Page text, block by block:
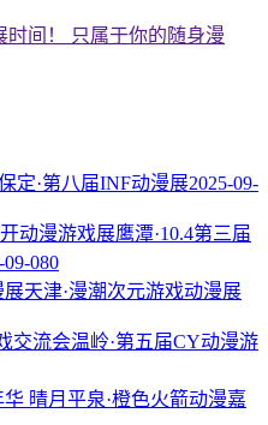
间！ 只属于你的随身漫
定·第八届INF动漫展2025-09-
鹰潭·10.4第三届
09-080
天津·漫潮次元游戏动漫展
温岭·第五届CY动漫游
平泉·橙色火箭动漫嘉